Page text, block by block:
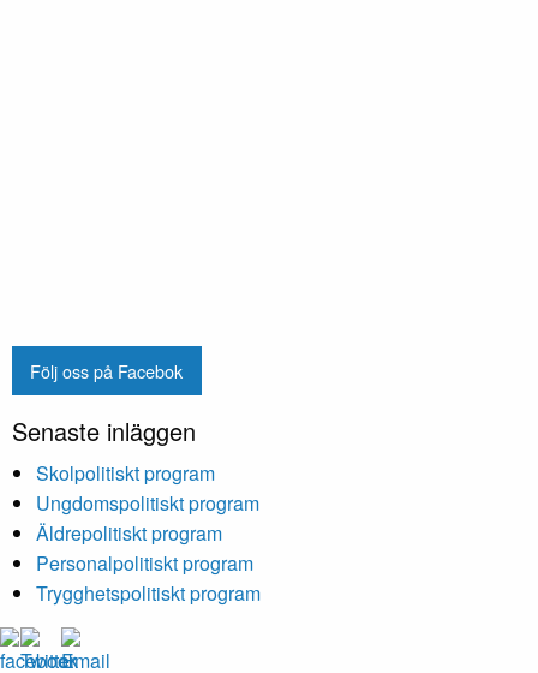
Följ oss på Facebok
Senaste inläggen
Skolpolitiskt program
Ungdomspolitiskt program
Äldrepolitiskt program
Personalpolitiskt program
Trygghetspolitiskt program